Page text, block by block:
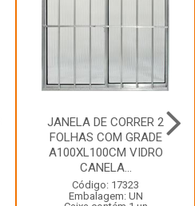
JANELA DE CORRER 2
FOLHAS COM GRADE
A100XL100CM VIDRO
CANELA...
Código: 17323
Embalagem: UN